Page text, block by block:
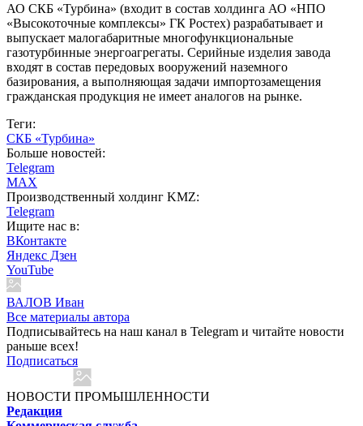
АО СКБ «Турбина» (входит в состав холдинга АО «НПО
«Высокоточные комплексы» ГК Ростех) разрабатывает и
выпускает малогабаритные многофункциональные
газотурбинные энергоагрегаты. Серийные изделия завода
входят в состав передовых вооружений наземного
базирования, а выполняющая задачи импортозамещения
гражданская продукция не имеет аналогов на рынке.
Теги:
СКБ «Турбина»
Больше новостей:
Telegram
MAX
Производственный холдинг KMZ:
Telegram
Ищите нас в:
ВКонтакте
Яндекс Дзен
YouTube
ВАЛОВ Иван
Все материалы автора
Подписывайтесь на наш канал в Telegram и читайте новости
раньше всех!
Подписаться
НОВОСТИ ПРОМЫШЛЕННОСТИ
Редакция